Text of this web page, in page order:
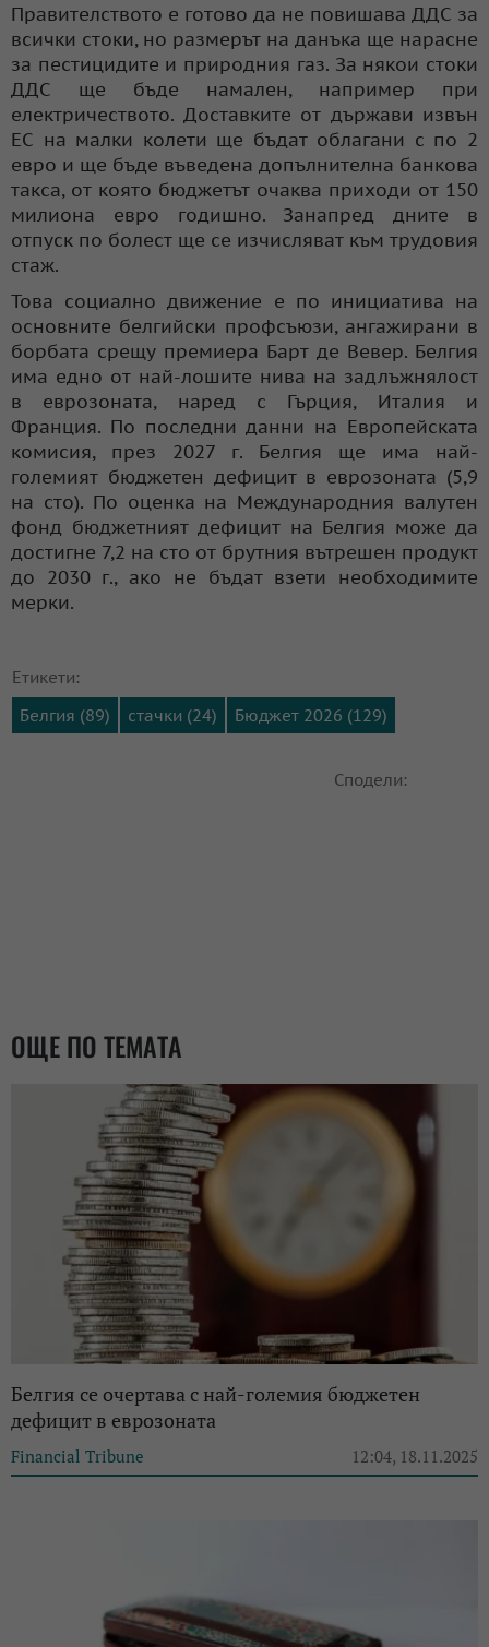
Правителството е готово да не повишава ДДС за
всички стоки, но размерът на данъка ще нарасне
за пестицидите и природния газ. За някои стоки
ДДС ще бъде намален, например при
електричеството. Доставките от държави извън
ЕС на малки колети ще бъдат облагани с по 2
евро и ще бъде въведена допълнителна банкова
такса, от която бюджетът очаква приходи от 150
милиона евро годишно. Занапред дните в
отпуск по болест ще се изчисляват към трудовия
стаж.
Това социално движение е по инициатива на
основните белгийски профсъюзи, ангажирани в
борбата срещу премиера Барт де Вевер. Белгия
има едно от най-лошите нива на задлъжнялост
в еврозоната, наред с Гърция, Италия и
Франция. По последни данни на Европейската
комисия, през 2027 г. Белгия ще има най-
големият бюджетен дефицит в еврозоната (5,9
на сто). По оценка на Международния валутен
фонд бюджетният дефицит на Белгия може да
достигне 7,2 на сто от брутния вътрешен продукт
до 2030 г., ако не бъдат взети необходимите
мерки.
Етикети:
Белгия (89)
стачки (24) Бюджет 2026 (129)
Сподели:
ОЩЕ ПО ТЕМАТА
Белгия се очертава с най-големия бюджетен
дефицит в еврозоната
Financial Tribune 12:04, 18.11.2025